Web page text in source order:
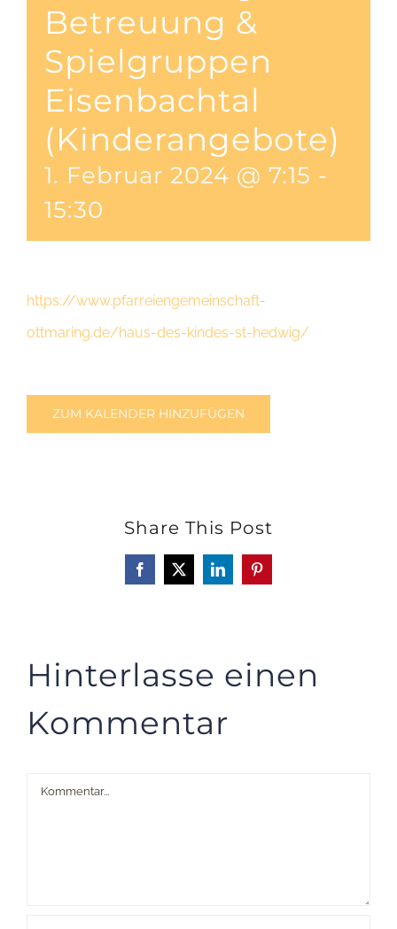
Betreuung &
Spielgruppen
Eisenbachtal
(Kinderangebote)
1. Februar 2024 @ 7:15 -
15:30
https://www.pfarreiengemeinschaft-
ottmaring.de/haus-des-kindes-st-hedwig/
ZUM KALENDER HINZUFÜGEN
Share This Post
Facebook
X LinkedInPinterest
Hinterlasse einen
Kommentar
Kommentar